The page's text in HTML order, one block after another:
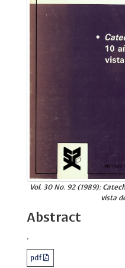
Vol. 30 No. 92 (1989):
vista
Abstract
.
pdf